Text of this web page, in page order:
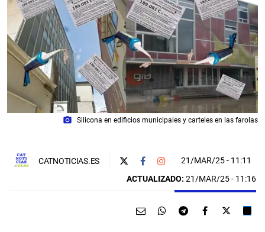
photo_camera Silicona en edificios municipales y carteles en las farolas
CATNOTICIAS.ES 21/MAR/25- 11:11
ACTUALIZADO: 21/MAR/25 - 11:16